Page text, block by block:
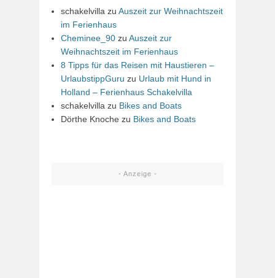
schakelvilla zu Auszeit zur Weihnachtszeit
im Ferienhaus
Cheminee_90 zu Auszeit zur
Weihnachtszeit im Ferienhaus
8 Tipps für das Reisen mit Haustieren –
UrlaubstippGuru zu Urlaub mit Hund in
Holland – Ferienhaus Schakelvilla
schakelvilla zu Bikes and Boats
Dörthe Knoche zu Bikes and Boats
- Anzeige -